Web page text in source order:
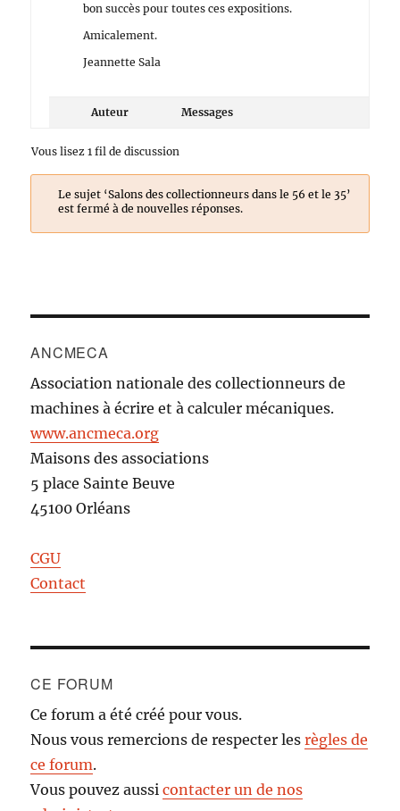
bon succès pour toutes ces expositions.
Amicalement.
Jeannette Sala
Auteur Messages
Vous lisez 1 fil de discussion
Le sujet ‘Salons des collectionneurs dans le 56 et le 35’
est fermé à de nouvelles réponses.
ANCMECA
Association nationale des collectionneurs de
machines à écrire et à calculer mécaniques.
www.ancmeca.org
Maisons des associations
5 place Sainte Beuve
45100 Orléans
CGU
Contact
CE FORUM
Ce forum a été créé pour vous.
Nous vous remercions de respecter lesrègles de
ce forum.
Vous pouvez aussicontacter un de nos